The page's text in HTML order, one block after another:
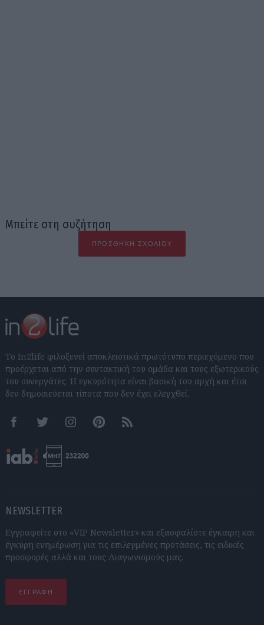
Μπείτε στη συζήτηση
ΠΡΟΣΘΉΚΗ ΣΧΟΛΊΟΥ
Το In2life φιλοξενεί αποκλειστικά πρωτότυπο περιεχόμενο που
προέρχεται από την συντακτική του ομάδα και τους εξωτερικούς
του συνεργάτες. Η εγκυρότητα είναι βασική του αρχή και έτσι
δεν δημοσιεύεται τίποτα που δεν έχει ελεγχθεί.
FacebookTwitter InstagramPinterestRSS feeds
NEWSLETTER
Εγγραφείτε στο «VIP Newsletter» και εξασφαλίστε έγκαιρη και
έγκυρη ενημέρωση για τις επιλεγμένες προτάσεις, τις ειδικές
προσφορές αλλά και τους Διαγωνισμούς μας.
ΕΓΓΡΑΦΗ